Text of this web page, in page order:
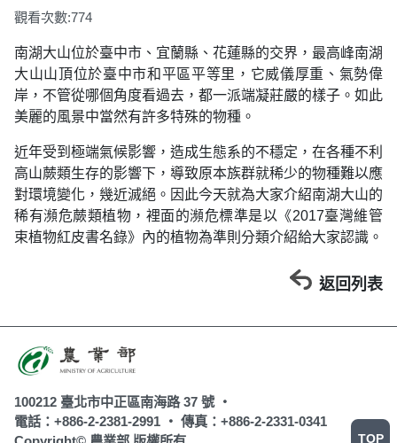
觀看次數:774
南湖大山位於臺中市、宜蘭縣、花蓮縣的交界，最高峰南湖
大山山頂位於臺中市和平區平等里，它威儀厚重、氣勢偉
岸，不管從哪個角度看過去，都一派端凝莊嚴的樣子。如此
美麗的風景中當然有許多特殊的物種。
近年受到極端氣候影響，造成生態系的不穩定，在各種不利
高山蕨類生存的影響下，導致原本族群就稀少的物種難以應
對環境變化，幾近滅絕。因此今天就為大家介紹南湖大山的
稀有瀕危蕨類植物，裡面的瀕危標準是以《2017臺灣維管
束植物紅皮書名錄》內的植物為準則分類介紹給大家認識。
返回列表
100212 臺北市中正區南海路 37 號 ‧
電話：+886-2-2381-2991 ‧ 傳真：+886-2-2331-0341
TOP